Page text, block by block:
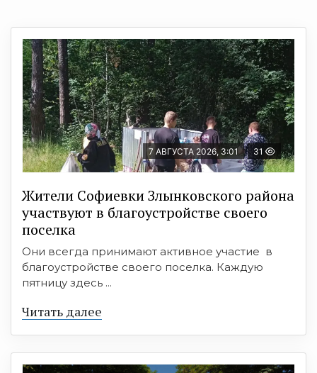
7 АВГУСТА 2026, 3:01 31
Жители Софиевки Злынковского района
участвуют в благоустройстве своего
поселка
Они всегда принимают активное участие в
благоустройстве своего поселка. Каждую
пятницу здесь ...
Читать далее